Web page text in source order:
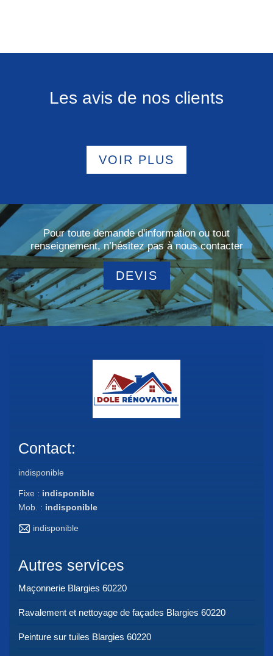
Les avis de nos clients
VOIR PLUS
Pour toute demande d'information ou tout
renseignement, n’hésitez pas à nous contacter
DEVIS
Contact:
indisponible
Fixe : indisponible
Mob. : indisponible
indisponible
Autres services
Maçonnerie Blargies 60220
Ravalement et nettoyage de façades Blargies 60220
Peinture sur tuiles Blargies 60220